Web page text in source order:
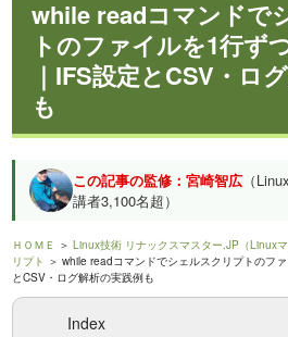
while readコマンドで
トのファイルを1行ず
｜IFS設定とCSV・ロ
も
この記事の監修：宮崎智広 （
講者3,100名超）
ＨＯＭＥ ＞Linux技術 リナックスマスター.JP（Linuxマ
リプト ＞ while readコマンドでシェルスクリプトのフ
とCSV・ログ解析の実践例も
Index